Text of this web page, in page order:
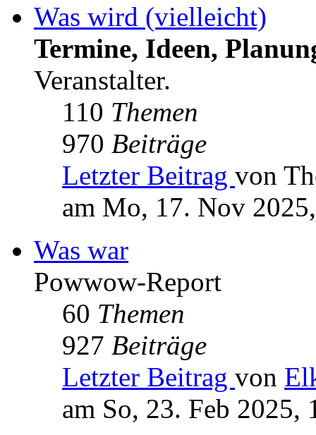
Was wird (vielleicht)
Termine, Ideen,
Veranstalter.
110 Themen
970 Beiträge
Letzter Beitrag von
am Mo, 17. Nov
Was war
Powwow-Report
60 Themen
927 Beiträge
Letzter Beitrag von
am So, 23. Feb 2025,